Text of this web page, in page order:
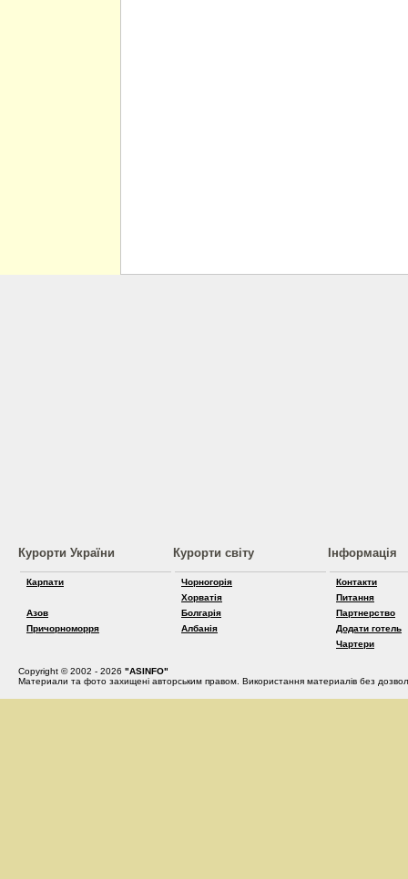
Курорти України
Карпати
Азов
Причорноморря
Курорти світу
Чорногорія
Хорватія
Болгарія
Албанія
Інформація
Контакти
Питання
Партнерство
Додати готель
Чартери
Copyright © 2002 - 2026 "ASINFO"
Материали та фото захищені авторським правом. Використання материалів без